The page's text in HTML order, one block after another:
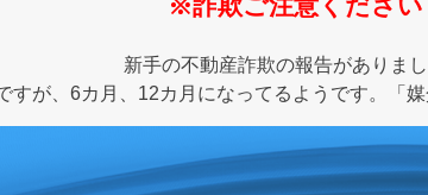
新手の不動産詐欺の報告がありまし
すが、6カ月、12カ月になってるようです。「